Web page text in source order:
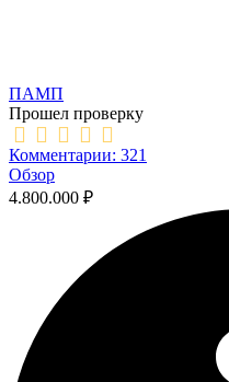
ПАМП
Прошел проверку
Комментарии: 321
Обзор
4.800.000 ₽